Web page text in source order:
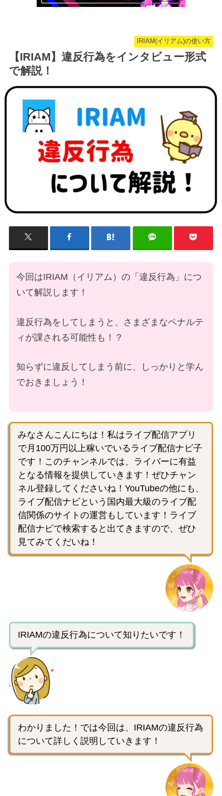
IRIAM(イリアム)の使い方
【IRIAM】違反行為をインタビュー形式
で解説！
今回はIRIAM（イリアム）の「違反行為」につ
いて解説します！
違反行為をしてしまうと、さまざまなペナルテ
ィが課される可能性も！？
知らずに違反してしまう前に、しっかりと学ん
でおきましょう！
みなさんこんにちは！私はライブ配信アプリ
で月100万円以上稼いでいるライブ配信ナビ子
です！このチャンネルでは、ライバーに有益
となる情報を提供していきます！ぜひチャン
ネル登録してくださいね！YouTubeの他にも、
ライブ配信ナビという国内最大級のライブ配
信関係のサイトの運営もしています！ライブ
配信ナビで検索すると出てきますので、ぜひ
見てみてくだいね！
IRIAMの違反行為について知りたいです！
わかりました！では今回は、IRIAMの違反行為
について詳しく説明していきます！